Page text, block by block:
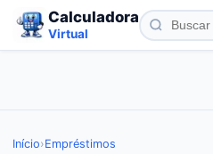
Calculadora
Virtual
Início›Empréstimos